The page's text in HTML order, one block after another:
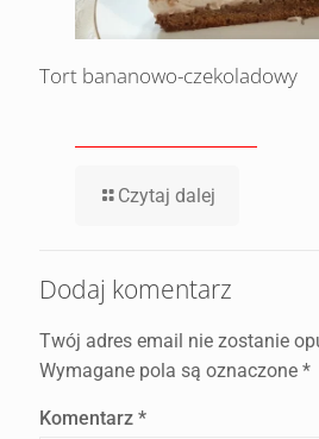
Tort bananowo-czekoladowy
Czytaj dalej
Dodaj komentarz
Twój adres email nie zostanie
Wymagane pola są oznaczone *
Komentarz *